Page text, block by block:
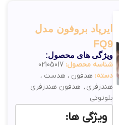
ایرپاد بروفون مدل
FQ9
ویژگی های محصول:
شناسه محصول: 02105017
دسته: هدفون ، هدست ،
هندزفری , هدفون هندزفری
بلوتوثی
ویژگی ها: